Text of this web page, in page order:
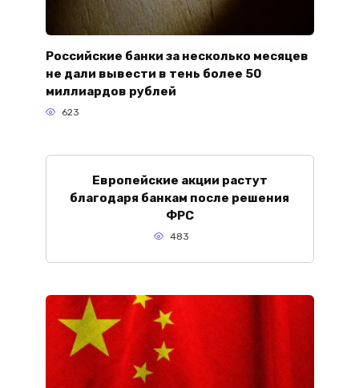
Российские банки за несколько месяцев
не дали вывести в тень более 50
миллиардов рублей
623
Европейские акции растут
благодаря банкам после решения
ФРС
483